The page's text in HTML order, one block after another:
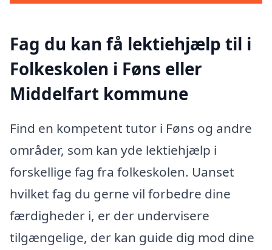
Fag du kan få lektiehjælp til i
Folkeskolen i Føns eller
Middelfart kommune
Find en kompetent tutor i Føns og andre
områder, som kan yde lektiehjælp i
forskellige fag fra folkeskolen. Uanset
hvilket fag du gerne vil forbedre dine
færdigheder i, er der undervisere
tilgængelige, der kan guide dig mod dine